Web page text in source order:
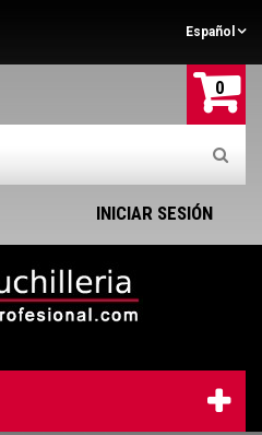
Español
0
INICIAR SESIÓN